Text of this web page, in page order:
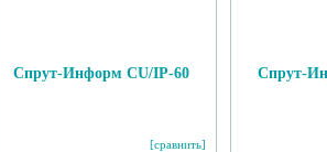
Спрут-Информ CU/IP-60
[сравнить]
Спрут-